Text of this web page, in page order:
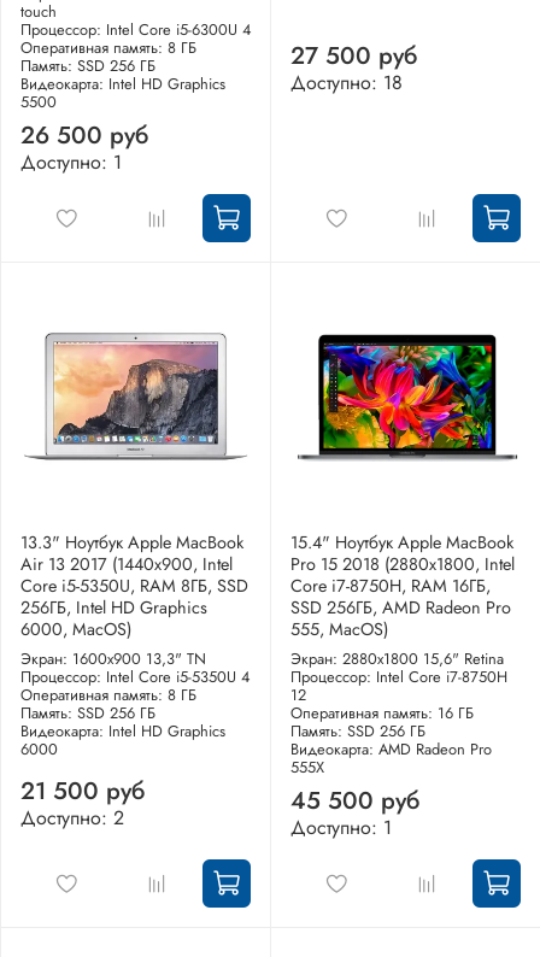
touch
Процессор: Intel Core i5-6300U 4
Оперативная память: 8 ГБ
Память: SSD 256 ГБ
Видеокарта: Intel HD Graphics
5500
26 500 руб
Доступно: 1
27 500 руб
Доступно: 18
13.3" Ноутбук Apple MacBook
Air 13 2017 (1440x900, Intel
Core i5-5350U, RAM 8ГБ, SSD
256ГБ, Intel HD Graphics
6000, MacOS)
Экран: 1600x900 13,3" TN
Процессор: Intel Core i5-5350U 4
Оперативная память: 8 ГБ
Память: SSD 256 ГБ
Видеокарта: Intel HD Graphics
6000
21 500 руб
Доступно: 2
15.4" Ноутбук Apple MacBook
Pro 15 2018 (2880x1800, Intel
Core i7-8750H, RAM 16ГБ,
SSD 256ГБ, AMD Radeon Pro
555, MacOS)
Экран: 2880x1800 15,6" Retina
Процессор: Intel Core i7-8750H
12
Оперативная память: 16 ГБ
Память: SSD 256 ГБ
Видеокарта: AMD Radeon Pro
555X
45 500 руб
Доступно: 1